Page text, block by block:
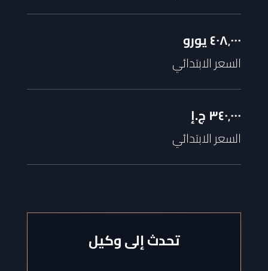
٤٠٨٬٠٠٠يورو
السعر الابتدائي
٣٤٠٬٠٠٠ ج.إ
السعر الابتدائي
تحدث إلى وكيل